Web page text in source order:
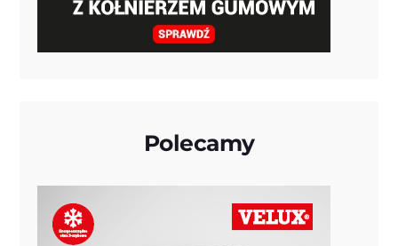
Polecamy